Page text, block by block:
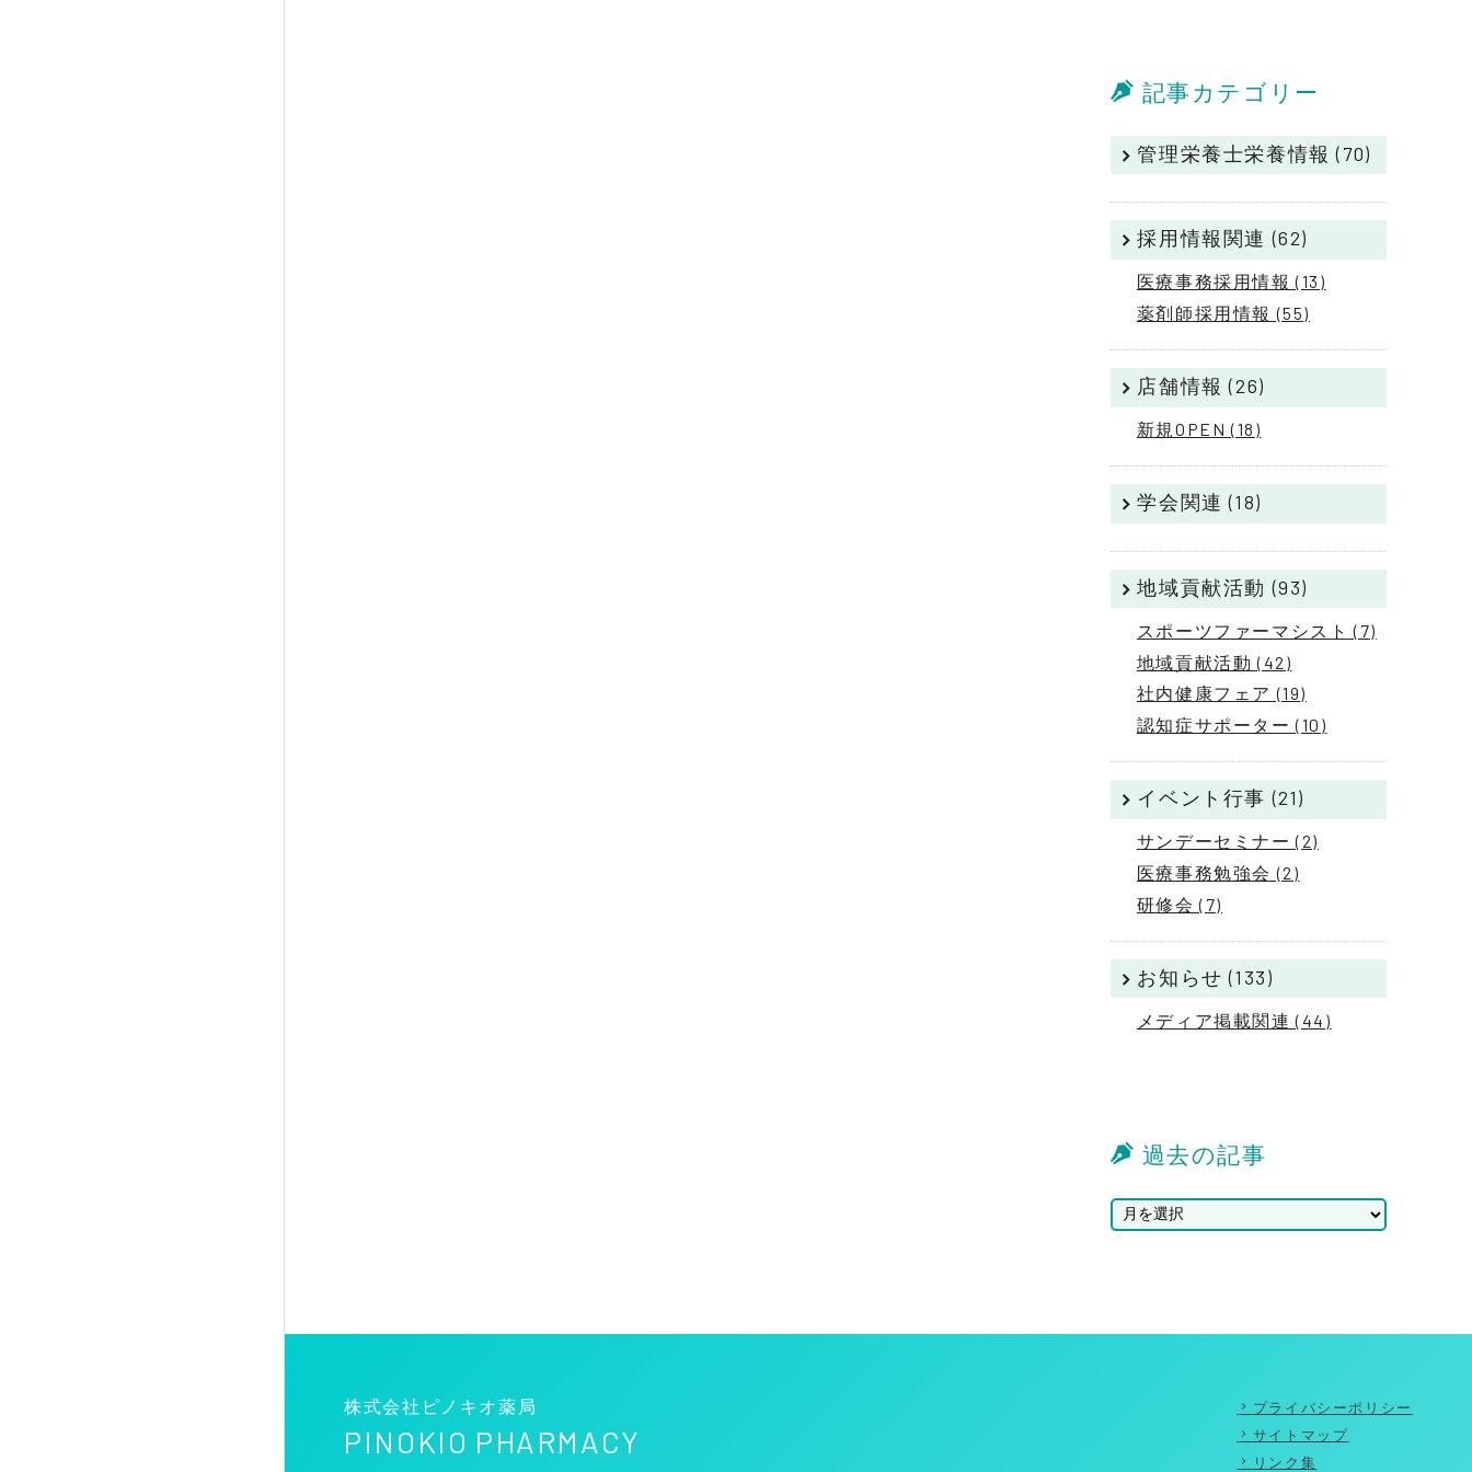
記事カテゴリー
管理栄養士栄養情報 (70)
採用情報関連 (62)
医療事務採用情報 (13)
薬剤師採用情報 (55)
店舗情報 (26)
新規OPEN (18)
学会関連 (18)
地域貢献活動 (93)
スポーツファーマシスト (7)
地域貢献活動 (42)
社内健康フェア (19)
認知症サポーター (10)
イベント行事 (21)
サンデーセミナー (2)
医療事務勉強会 (2)
研修会 (7)
お知らせ (133)
メディア掲載関連 (44)
過去の記事
プライバシーポリシー
サイトマップ
リンク集
株式会社ピノキオ薬局
PINOKIO PHARMACY